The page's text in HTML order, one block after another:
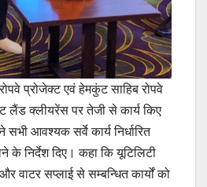
प्रोजेक्ट एवं हेमकुंट साहिब रोपवे
लैंड क्लीयरेंस पर तेजी से कार्य किए
आवश्यक सर्वे कार्य निर्धारित
के निर्देश दिए। कहा कि यूटिलिटी
वाटर सप्लाई से सम्बन्धित कार्यों को